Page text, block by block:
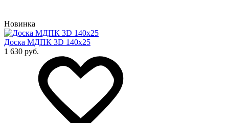
Новинка
Доска МДПК 3D 140x25
1 630 руб.